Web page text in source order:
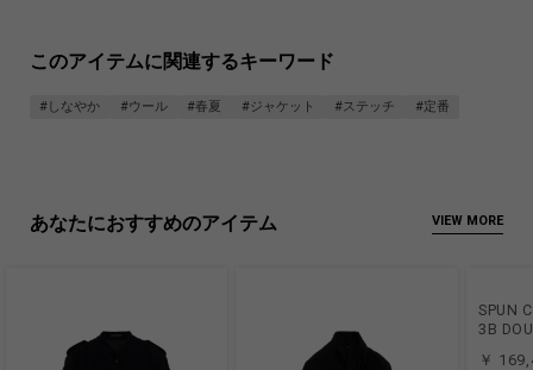
このアイテムに関連するキーワード
#しなやか #ウール #春夏 #ジャケット #ステッチ #定番
あなたにおすすめのアイテム VIEW MORE
SPUN
3B
￥